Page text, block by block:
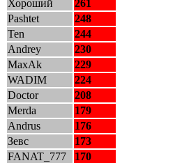
Хороший
261
Pashtet
248
Ten
244
Andrey
230
MaxAk
229
WADIM
224
Doctor
208
Merda
179
Andrus
176
Зевс
173
FANAT_777
170